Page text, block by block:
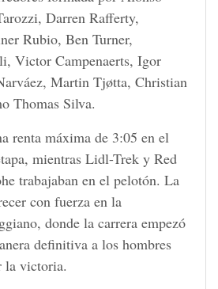
Darren Rafferty,
Rubio, Ben Turner,
Victor Campenaerts, Igor
Martin Tjøtta, Christian
Thomas Silva.
renta máxima de 3:05 en el
mientras Lidl-Trek y Red
trabajaban en el pelotón. La
con fuerza en la
donde la carrera empezó
definitiva a los hombres
la victoria.